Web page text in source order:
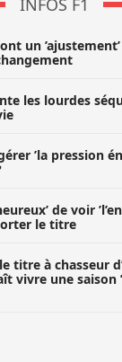
un
les lourdes
’la pression
de voir
le titre
titre à chasseur
vivre une saison